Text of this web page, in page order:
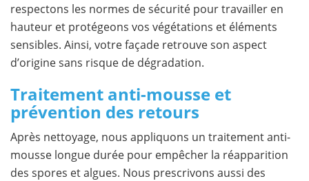
respectons les normes de sécurité pour travailler en
hauteur et protégeons vos végétations et éléments
sensibles. Ainsi, votre façade retrouve son aspect
d’origine sans risque de dégradation.
Traitement anti-mousse et
prévention des retours
Après nettoyage, nous appliquons un traitement anti-
mousse longue durée pour empêcher la réapparition
des spores et algues. Nous prescrivons aussi des